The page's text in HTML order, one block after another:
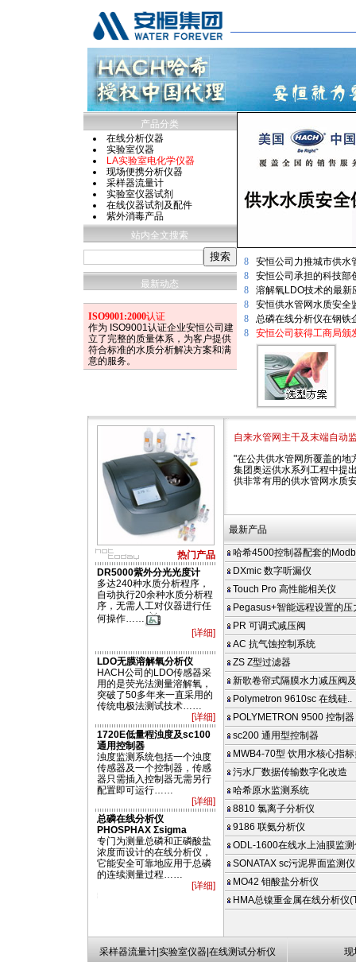
产品分类
在线分析仪器
实验室仪器
LA实验室电化学仪器
现场便携分析仪器
采样器流量计
实验室仪器试剂
在线仪器试剂及配件
紫外消毒产品
站内全文搜索
最新动态
ISO9001:2000认证
作为 ISO9001认证企业安恒公司建
立了完整的质量体系，为客户提供
符合标准的水质分析解决方案和满
意的服务。
8
安恒公司力推城市供水
8
安恒公司承担的科技部
8
溶解氧LDO技术的最新
8
安恒供水管网水质安全
8
总磷在线分析仪在钢铁
8
安恒公司获得工商局颁
热门产品
DR5000紫外分光光度计
多达240种水质分析程序，
自动执行20余种水质分析程
序，无需人工对仪器进行任
何操作……
[详细]
LDO无膜溶解氧分析仪
HACH公司的LDO传感器采
用的是荧光法测量溶解氧，
突破了50多年来一直采用的
传统电极法测试技术……
[详细]
1720E低量程浊度及sc100
通用控制器
浊度监测系统包括一个浊度
传感器及一个控制器，传感
器只需插入控制器无需另行
配置即可运行……
[详细]
总磷在线分析仪
PHOSPHAX Σsigma
专门为测量总磷和正磷酸盐
浓度而设计的在线分析仪，
它能安全可靠地应用于总磷
的连续测量过程……
[详细]
2100N 2100P 2100AN DRB200 FT660 LDO OTT HYDROLAB PHOSPHAX
自来水管网主干及末端自动
"在公共供水管网所覆盖的地
集团奥运供水系列工程中提
供非常有用的供水管网水质
最新产品
哈希4500控制器配套的
DXmic 数字听漏仪
Touch Pro 高性能相关仪
Pegasus+智能远程设置的压
PR 可调式减压阀
AC 抗气蚀控制系统
ZS Z型过滤器
新歌卷帘式隔膜水力减压阀
Polymetron 9610sc 在线硅..
POLYMETRON 9500 控制器
sc200 通用型控制器
MWB4-70型 饮用水核心指
污水厂数据传输数字化改造
哈希原水监测系统
8810 氯离子分析仪
9186 联氨分析仪
ODL-1600在线水上油膜监测
SONATAX sc污泥界面监测仪
MO42 钼酸盐分析仪
HMA总镍重金属在线分析仪
采样器流量计|实验室仪器|在线测试分析仪 现